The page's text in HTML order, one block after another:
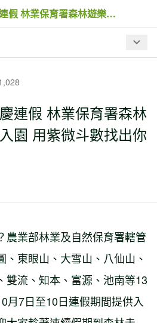
【優惠資訊】國慶連假 林業保育署森林遊樂區半票優惠入園 用紫微斗數找出你的必遊之地！
來你在奧萬大 7月31日至8月2日
元入園
延長公告哺乳類動物禁入森林遊
需求
連假 林業保育署森林
園 用紫微斗數找出你
農業部林業及自然保育署轄管
、東眼山、大雪山、八仙山、
雙流、知本、富源、池南等13
月7日至10日連假期間提供入